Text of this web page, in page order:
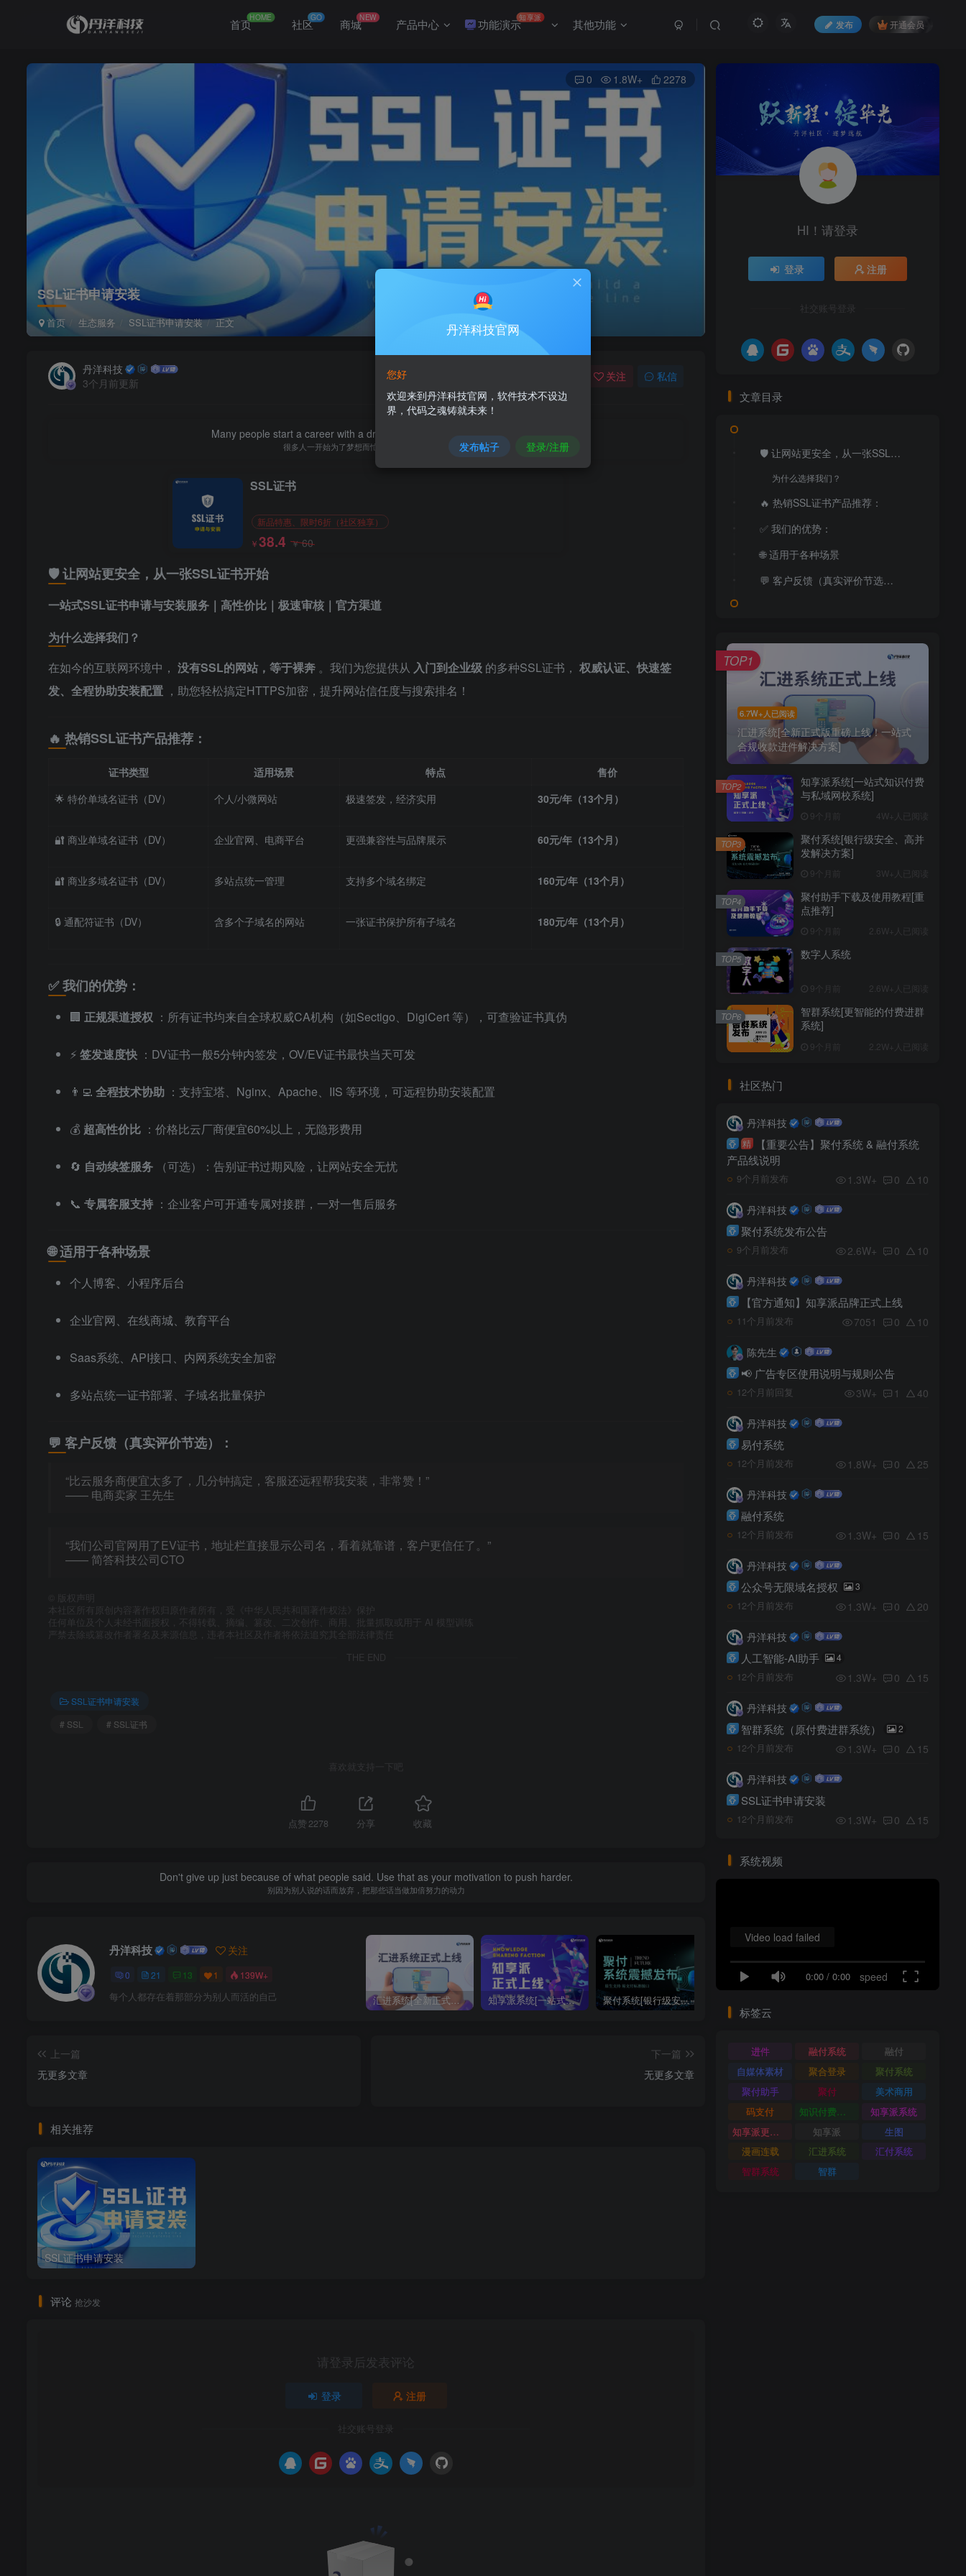
首页HOME 社区GO 商城NEW 产品中心 功能演示知享派 其他功能 发布 开通会员
SSL证书申请安装
首页 生态服务 SSL证书申请安装 正文
0 1.8W+ 2278
丹洋科技
3个月前更新
关注 私信
Many people start a career with a dream, then get busy forgetting it.
很多人一开始为了梦想而忙，后来忙得忘了梦想
SSL证书
新品特惠、限时6折（社区独享）
￥38.4 ￥60
🛡️ 让网站更安全，从一张SSL证书开始
一站式SSL证书申请与安装服务｜高性价比｜极速审核｜官方渠道
为什么选择我们？
在如今的互联网环境中， 没有SSL的网站，等于裸奔 。我们为您提供从 入门到企业级 的多种SSL证书， 权威认证、快速签
发、全程协助安装配置 ，助您轻松搞定HTTPS加密，提升网站信任度与搜索排名！
🔥 热销SSL证书产品推荐：
证书类型 适用场景 特点
售价
🌟 特价单域名证书（DV）
个人/小微网站 极速签发，经济实用 30元/年（13个月）
🔐 商业单域名证书（DV） 企业官网、电商平台 更强兼容性与品牌展示 60元/年（13个月）
🔐 商业多域名证书（DV） 多站点统一管理 支持多个域名绑定 160元/年（13个月）
🔒 通配符证书（DV） 含多个子域名的网站 一张证书保护所有子域名 180元/年（13个月）
✅ 我们的优势：
🏢 正规渠道授权 ：所有证书均来自全球权威CA机构（如Sectigo、DigiCert 等），可查验证书真伪
⚡ 签发速度快 ：DV证书一般5分钟内签发，OV/EV证书最快当天可发
👨‍💻 全程技术协助 ：支持宝塔、Nginx、Apache、IIS 等环境，可远程协助安装配置
💰 超高性价比 ：价格比云厂商便宜60%以上，无隐形费用
🔄 自动续签服务 （可选）：告别证书过期风险，让网站安全无忧
📞 专属客服支持 ：企业客户可开通专属对接群，一对一售后服务
🌐 适用于各种场景
个人博客、小程序后台
企业官网、在线商城、教育平台
Saas系统、API接口、内网系统安全加密
多站点统一证书部署、子域名批量保护
💬 客户反馈（真实评价节选）：
“比云服务商便宜太多了，几分钟搞定，客服还远程帮我安装，非常赞！”
—— 电商卖家 王先生
“我们公司官网用了EV证书，地址栏直接显示公司名，看着就靠谱，客户更信任了。”
—— 简答科技公司CTO
版权声明
本社区所有原创内容著作权归原作者所有，受《中华人民共和国著作权法》保护
任何单位及个人未经书面授权，不得转载、摘编、篡改、二次创作、商用、批量抓取或用于 AI 模型训练
严禁去除或篡改作者署名及来源信息，违者本社区及作者将依法追究其全部法律责任
THE END
SSL证书申请安装
# SSL
# SSL证书
喜欢就支持一下吧
点赞2278 分享 收藏
Don't give up just because of what people said. Use that as your motivation to push harder.
别因为别人说的话而放弃，把那些话当做加倍努力的动力
丹洋科技 关注
0 21 13 1 139W+
每个人都存在着那部分为别人而活的自己 汇进系统[全新正式版重磅上线！一站式合规收款进件解决方案] 知享派系统[一站式知识付费与私域网校系统] 聚付系统[银行级安全、高并发解决方案]
上一篇
无更多文章
下一篇
无更多文章
相关推荐
SSL证书申请安装
评论 抢沙发
请登录后发表评论
登录 注册
社交账号登录
HI！请登录
登录 注册
社交账号登录
文章目录
🛡️ 让网站更安全，从一张SSL证书开始
为什么选择我们？
🔥 热销SSL证书产品推荐：
✅ 我们的优势：
🌐 适用于各种场景
💬 客户反馈（真实评价节选）：
6.7W+人已阅读
汇进系统[全新正式版重磅上线！一站式
合规收款进件解决方案]
TOP1
知享派系统[一站式知识付费
与私域网校系统]
9个月前 4W+人已阅读
TOP2
聚付系统[银行级安全、高并
发解决方案]
9个月前 3W+人已阅读
TOP3
聚付助手下载及使用教程[重
点推荐]
9个月前 2.6W+人已阅读
TOP4
数字人系统
9个月前 2.6W+人已阅读
TOP5
智群系统[更智能的付费进群
系统]
9个月前 2.2W+人已阅读
TOP6
社区热门
丹洋科技
精
【重要公告】聚付系统 & 融付系统
产品线说明
9个月前发布 1.3W+ 0 10
丹洋科技
聚付系统发布公告
9个月前发布 2.6W+ 0 10
丹洋科技
【官方通知】知享派品牌正式上线
11个月前发布 7051 0 10
陈先生
📢 广告专区使用说明与规则公告
12个月前回复 3W+ 1 40
丹洋科技
易付系统
12个月前发布 1.8W+ 0 25
丹洋科技
融付系统
12个月前发布 1.3W+ 0 15
丹洋科技
公众号无限域名授权 3
12个月前发布 1.3W+ 0 20
丹洋科技
人工智能-AI助手 4
12个月前发布 1.3W+ 0 15
丹洋科技
智群系统（原付费进群系统） 2
12个月前发布 1.3W+ 0 15
丹洋科技
SSL证书申请安装
12个月前发布 1.3W+ 0 15
系统视频
0:00 / 0:00 speed
Video load failed
标签云
进件 融付系统
融付
自媒体素材
聚合登录
聚付系统
聚付助手
聚付
美术商用
码支付
知识付费系统
知享派系统
知享派更新日志
知享派
生图
漫画连载
汇进系统
汇付系统
智群系统
智群
丹洋科技官网
您好
欢迎来到丹洋科技官网，软件技术不设边
界，代码之魂铸就未来！
发布帖子 登录/注册